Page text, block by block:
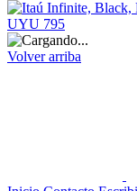
UYU 795
Volver arriba